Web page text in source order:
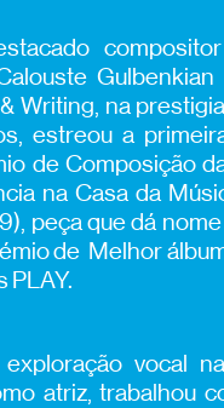
Gulbenkian
Writing, na
estreou a
de Composição
na Casa da
peça que dá
de Melhor
PLAY.
vocal
atriz, trabalhou